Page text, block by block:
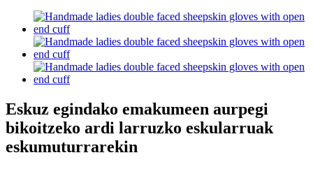
Eskuz egindako emakumeen aurpegi
bikoitzeko ardi larruzko eskularruak
eskumuturrarekin